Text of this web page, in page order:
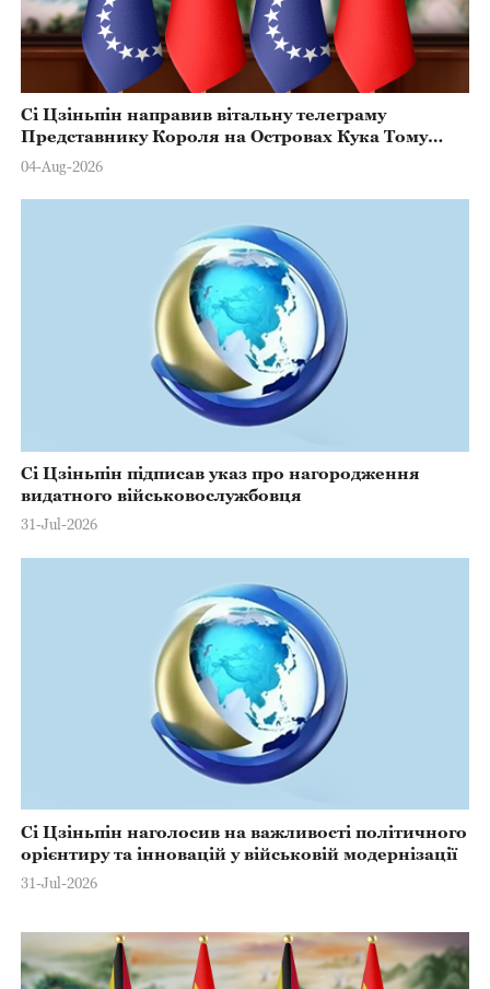
Сі Цзіньпін направив вітальну телеграму
Представнику Короля на Островах Кука Тому
Марстерсу з нагоди Дня Конституції
04-Aug-2026
Сі Цзіньпін підписав указ про нагородження
видатного військовослужбовця
31-Jul-2026
Сі Цзіньпін наголосив на важливості політичного
орієнтиру та інновацій у військовій модернізації
31-Jul-2026